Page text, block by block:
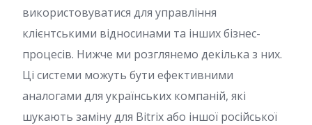
використовуватися для управління
клієнтськими відносинами та інших бізнес-
процесів. Нижче ми розглянемо декілька з них.
Ці системи можуть бути ефективними
аналогами для українських компаній, які
шукають заміну для Bitrix або іншої російської